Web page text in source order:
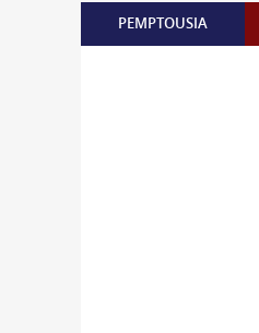
PEMPTOUSIA